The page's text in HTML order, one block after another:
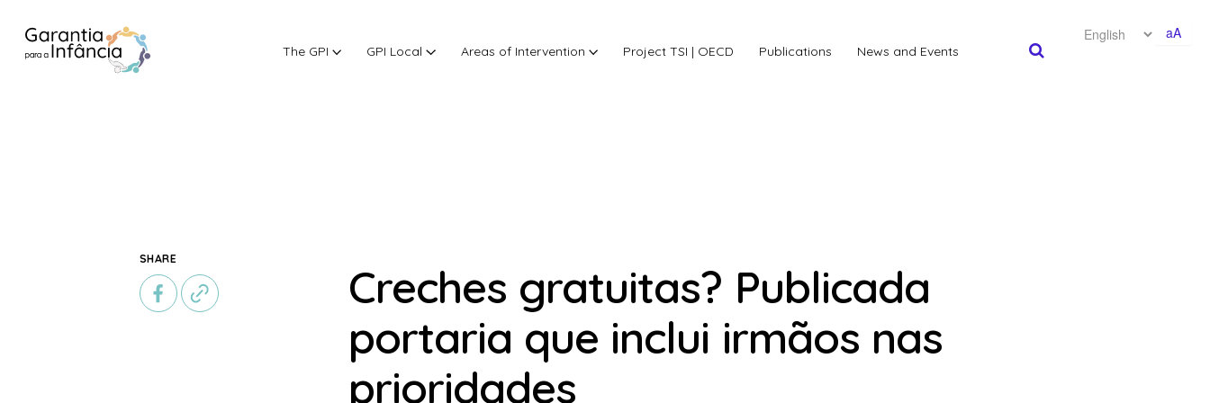
The GPI GPI Local Areas of Intervention Project TSI | OECD Publications News and Events
aA
SHARE
Creches gratuitas? Publicada
portaria que inclui irmãos nas
prioridades